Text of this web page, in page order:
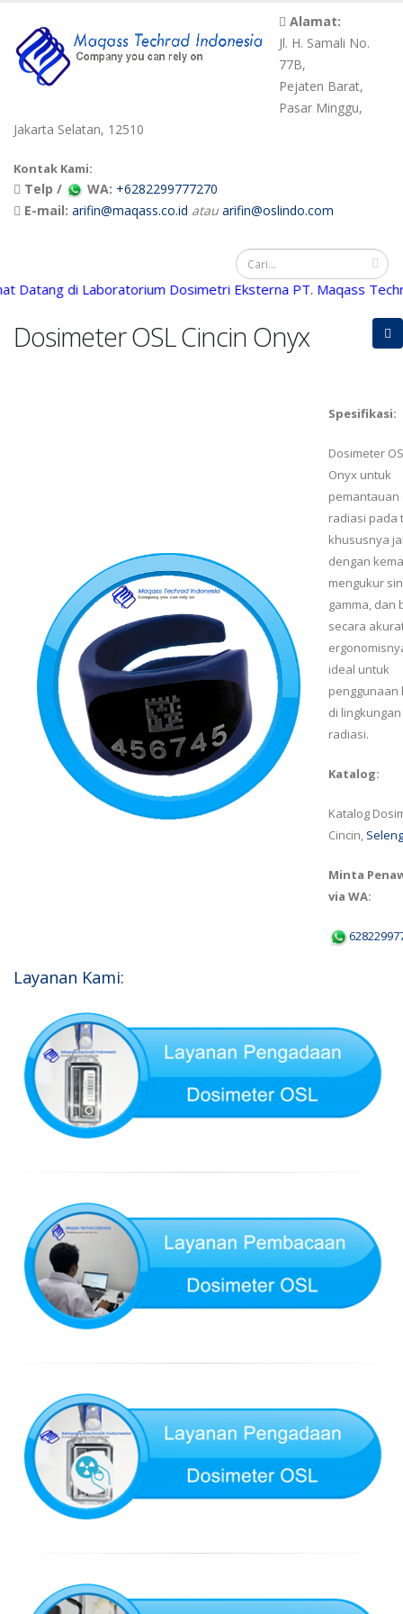
Alamat:
Jl. H. Samali No.
77B,
Pejaten Barat,
Pasar Minggu,
Jakarta Selatan, 12510
Kontak Kami:
Telp / WA: +6282299777270
E-mail: arifin@maqass.co.id atau arifin@oslindo.com
di Laboratorium Dosimetri Eksterna PT. Maqass
Dosimeter OSL Cincin Onyx
Spesifikasi:
Dosimeter
Onyx untuk
pemantauan
radiasi pada
khususnya
dengan
mengukur
gamma, dan
secara
ideal untuk
penggunaan
di
radiasi.
Katalog:
Katalog
Cincin,
Minta
via WA:
Layanan Kami: